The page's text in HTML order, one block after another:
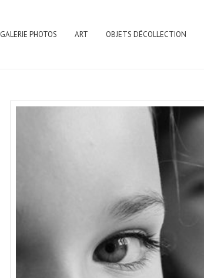
GALERIE PHOTOS ART OBJETS DÉCOLLECTION